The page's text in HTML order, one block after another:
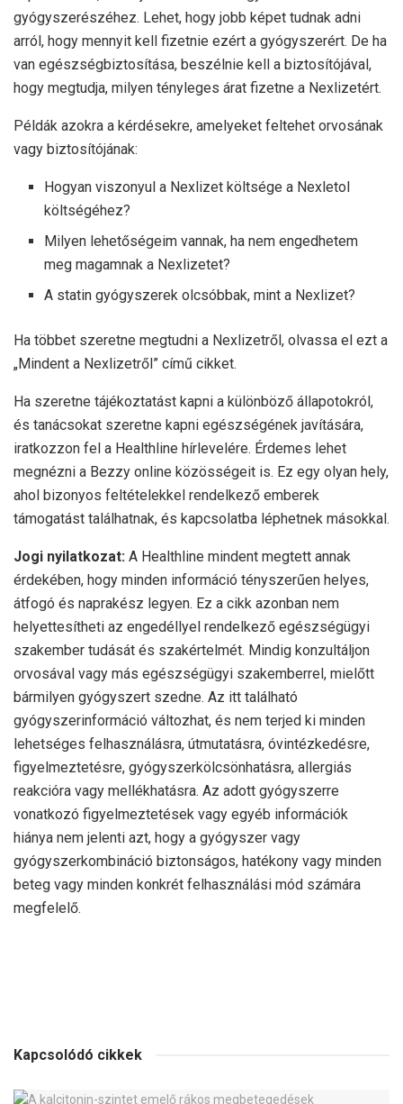
gyógyszerészéhez. Lehet, hogy jobb képet tudnak adni
arról, hogy mennyit kell fizetnie ezért a gyógyszerért. De ha
van egészségbiztosítása, beszélnie kell a biztosítójával,
hogy megtudja, milyen tényleges árat fizetne a Nexlizetért.
Példák azokra a kérdésekre, amelyeket feltehet orvosának
vagy biztosítójának:
Hogyan viszonyul a Nexlizet költsége a Nexletol
költségéhez?
Milyen lehetőségeim vannak, ha nem engedhetem
meg magamnak a Nexlizetet?
A statin gyógyszerek olcsóbbak, mint a Nexlizet?
Ha többet szeretne megtudni a Nexlizetről, olvassa el ezt a
„Mindent a Nexlizetről” című cikket.
Ha szeretne tájékoztatást kapni a különböző állapotokról,
és tanácsokat szeretne kapni egészségének javítására,
iratkozzon fel a Healthline hírlevelére. Érdemes lehet
megnézni a Bezzy online közösségeit is. Ez egy olyan hely,
ahol bizonyos feltételekkel rendelkező emberek
támogatást találhatnak, és kapcsolatba léphetnek másokkal.
Jogi nyilatkozat: A Healthline mindent megtett annak
érdekében, hogy minden információ tényszerűen helyes,
átfogó és naprakész legyen. Ez a cikk azonban nem
helyettesítheti az engedéllyel rendelkező egészségügyi
szakember tudását és szakértelmét. Mindig konzultáljon
orvosával vagy más egészségügyi szakemberrel, mielőtt
bármilyen gyógyszert szedne. Az itt található
gyógyszerinformáció változhat, és nem terjed ki minden
lehetséges felhasználásra, útmutatásra, óvintézkedésre,
figyelmeztetésre, gyógyszerkölcsönhatásra, allergiás
reakcióra vagy mellékhatásra. Az adott gyógyszerre
vonatkozó figyelmeztetések vagy egyéb információk
hiánya nem jelenti azt, hogy a gyógyszer vagy
gyógyszerkombináció biztonságos, hatékony vagy minden
beteg vagy minden konkrét felhasználási mód számára
megfelelő.
Kapcsolódó cikkek